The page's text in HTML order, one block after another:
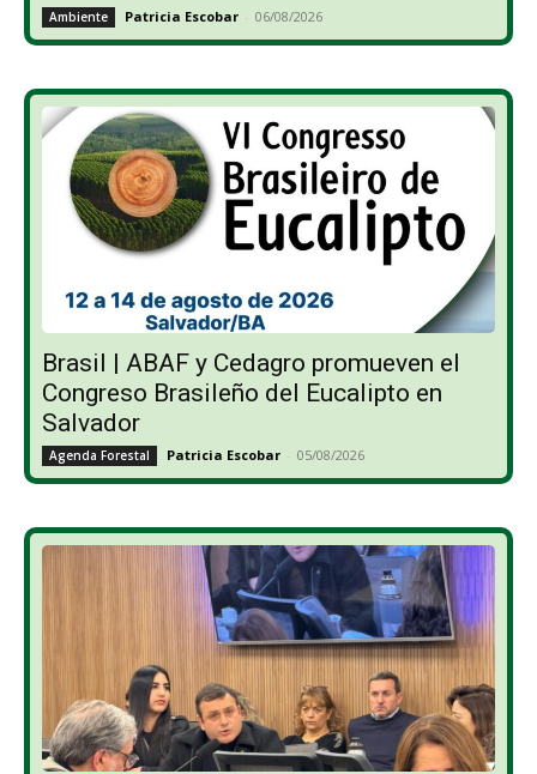
Ambiente Patricia Escobar - 06/08/2026
Brasil | ABAF y Cedagro promueven el
Congreso Brasileño del Eucalipto en
Salvador
Agenda Forestal Patricia Escobar - 05/08/2026